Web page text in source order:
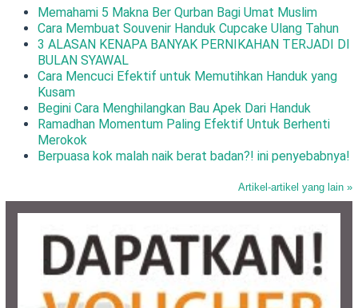
Memahami 5 Makna Ber Qurban Bagi Umat Muslim
Cara Membuat Souvenir Handuk Cupcake Ulang Tahun
3 ALASAN KENAPA BANYAK PERNIKAHAN TERJADI DI
BULAN SYAWAL
Cara Mencuci Efektif untuk Memutihkan Handuk yang
Kusam
Begini Cara Menghilangkan Bau Apek Dari Handuk
Ramadhan Momentum Paling Efektif Untuk Berhenti
Merokok
Berpuasa kok malah naik berat badan?! ini penyebabnya!
Artikel-artikel yang lain »